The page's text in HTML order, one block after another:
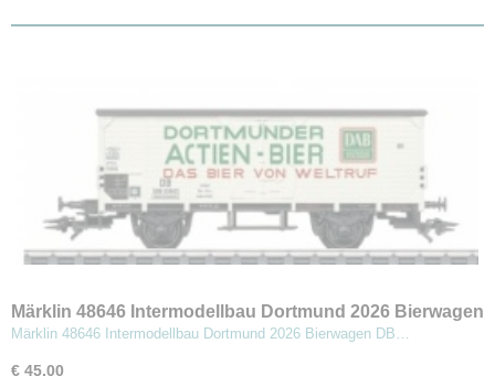
Märklin 48646 Intermodellbau Dortmund 2026 Bierwagen
Märklin 48646 Intermodellbau Dortmund 2026 Bierwagen DB…
€ 45,00